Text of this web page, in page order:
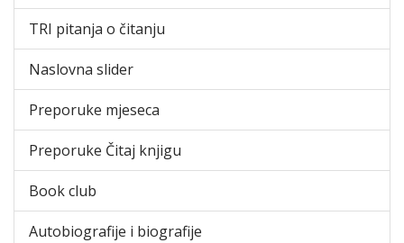
TRI pitanja o čitanju
Naslovna slider
Preporuke mjeseca
Preporuke Čitaj knjigu
Book club
Autobiografije i biografije